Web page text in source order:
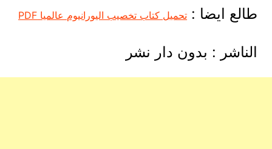
طالع ايضا : تحميل كتاب تخصيب اليورانيوم عالميا PDF
الناشر : بدون دار نشر